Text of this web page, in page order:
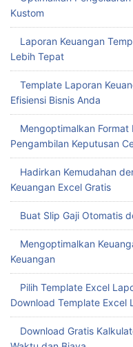
Hadirkan Kemudahan
Buat Slip Gaji Otomatis
Mengoptimalkan
Keuangan
Pilih Template Excel
Download Template Excel
Download Gratis
Waktu dan Biaya
Buat Template
Mencapai Finansial Sehat
Menghemat Waktu
Mudah Buat Template
Tingkatkan Efisiensi Bisnis
Menghemat Waktu